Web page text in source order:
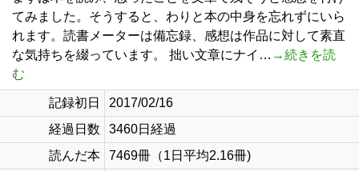
てみました。そうすると、わりと本の中身を忘れずにいら
れます。読書メーターは備忘録、感想は作品に対して素直
な気持ちを綴っています。 拙い文章にナイ… →続きを読
む
記録初日
2017/02/16
経過日数
3460日経過
読んだ本
7469冊（1日平均2.16冊)